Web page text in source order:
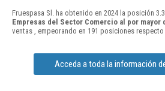
Fruespasa Sl. ha obtenido en 2024 la posición
Empresas del Sector Comercio al por mayor
ventas , empeorando en 191 posiciones respecto
Acceda a toda la información